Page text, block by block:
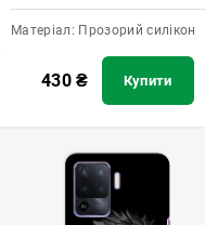
Матеріал: Прозорий силікон
430₴ Купити